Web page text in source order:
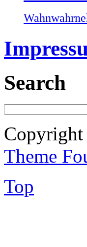
Search
Theme
Top